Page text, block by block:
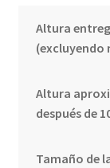
Altura
(excluyendo
Altura
después de
Tamaño de